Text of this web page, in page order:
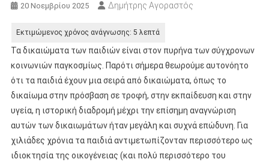
20 Νοεμβρίου 2025 Δημήτρης Αγοραστός
Τα δικαιώματα των παιδιών είναι στον πυρήνα των σύγχρονων
κοινωνιών παγκοσμίως. Παρότι σήμερα θεωρούμε αυτονόητο
ότι τα παιδιά έχουν μια σειρά από δικαιώματα, όπως το
δικαίωμα στην πρόσβαση σε τροφή, στην εκπαίδευση και στην
υγεία, η ιστορική διαδρομή μέχρι την επίσημη αναγνώριση
αυτών των δικαιωμάτων ήταν μεγάλη και συχνά επώδυνη. Για
χιλιάδες χρόνια τα παιδιά αντιμετωπίζονταν περισσότερο ως
ιδιοκτησία της οικογένειας (και πολύ περισσότερο του